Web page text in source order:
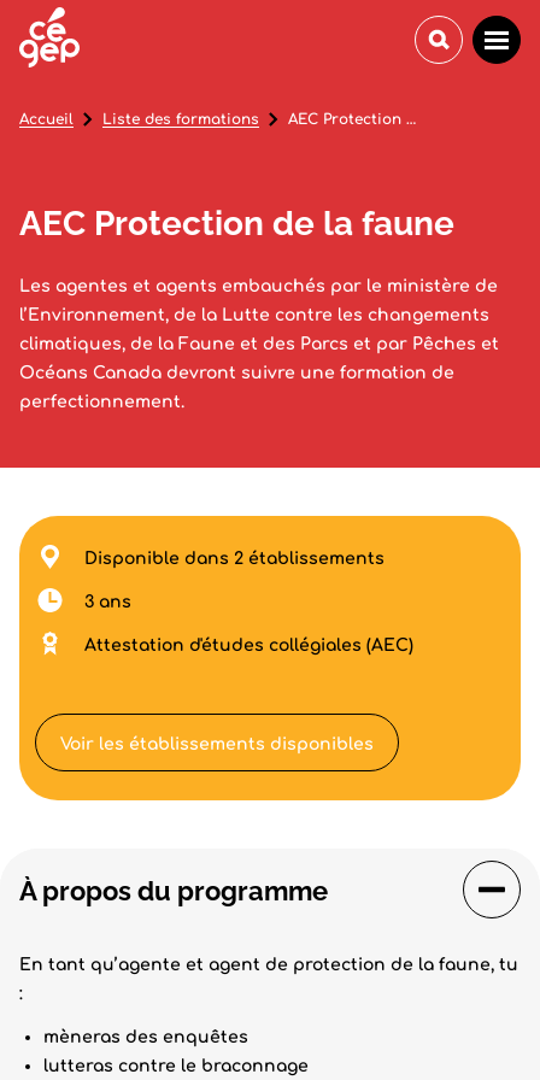
AEC Protection de la faune
Les agentes et agents embauchés par le ministère de
l’Environnement, de la Lutte contre les changements
climatiques, de la Faune et des Parcs et par Pêches et
Océans Canada devront suivre une formation de
perfectionnement.
Accueil Liste des formations AEC Protection de la faune
À propos du programme
En tant qu’agente et agent de protection de la faune, tu
:
mèneras des enquêtes
lutteras contre le braconnage
Disponible dans 2 établissements
3 ans
Attestation d'études collégiales (AEC)
Voir les établissements disponibles